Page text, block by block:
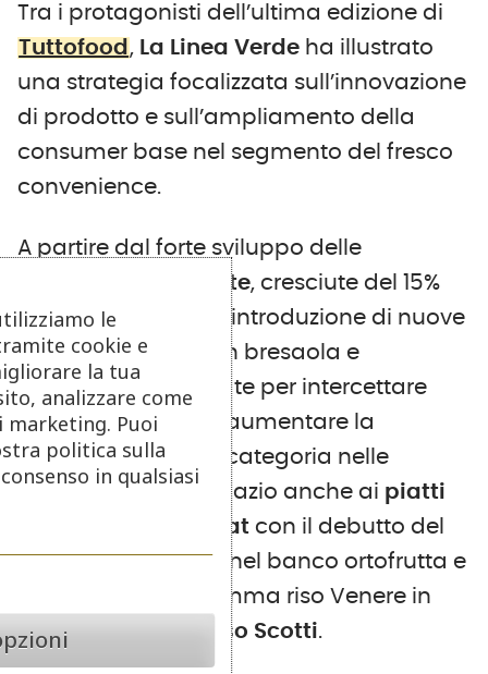
Tra i protagonisti dell’ultima edizione di
Tuttofood , La Linea Verde ha illustrato
una strategia focalizzata sull’innovazione
di prodotto e sull’ampliamento della
consumer base nel segmento del fresco
convenience.
A partire dal forte sviluppo delle
arricchite, cresciute del 15%
nell’ultimo anno, e l’introduzione di nuove
ricette premium con bresaola e
mazzancolle, pensate per intercettare
target emergenti e aumentare la
penetrazione della categoria nelle
famiglie italiane. Spazio anche ai piatti
freschi ready-to-eat con il debutto del
riso alla cantonese nel banco ortofrutta e
al rilancio della gamma riso Venere in
partnership con Riso Scotti.
le
cookie e
la tua
analizzare come
Puoi
politica sulla
in qualsiasi